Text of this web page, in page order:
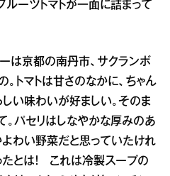
ーツトマトが一面に詰まって
は京都の南丹市、サクランボ
トマトは甘さのなかに、ちゃん
い味わいが好ましい。そのま
。パセリはしなやかな厚みのあ
よわい野菜だと思っていたけれ
たとは！ これは冷製スープの